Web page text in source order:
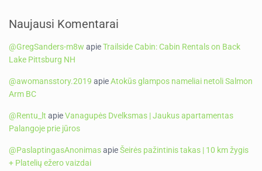
Naujausi Komentarai
@GregSanders-m8w apieTrailside Cabin: Cabin Rentals on Back
Lake Pittsburg NH
@awomansstory.2019 apieAtokūs glampos nameliai netoli Salmon
Arm BC
@Rentu_lt apieVanagupės Dvelksmas | Jaukus apartamentas
Palangoje prie jūros
@PaslaptingasAnonimasapieŠeirės pažintinis takas | 10 km žygis
+ Platelių ežero vaizdai